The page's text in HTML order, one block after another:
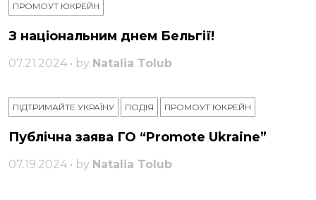
ПРОМОУТ ЮКРЕЙН
З національним днем ​​Бельгії!
07.21.2024 • by Natalia Tolub
ПІДТРИМАЙТЕ УКРАЇНУ ПОДІЯ ПРОМОУТ ЮКРЕЙН
Публічна заява ГО “Promote Ukraine”
07.19.2024 • by Natalia Tolub